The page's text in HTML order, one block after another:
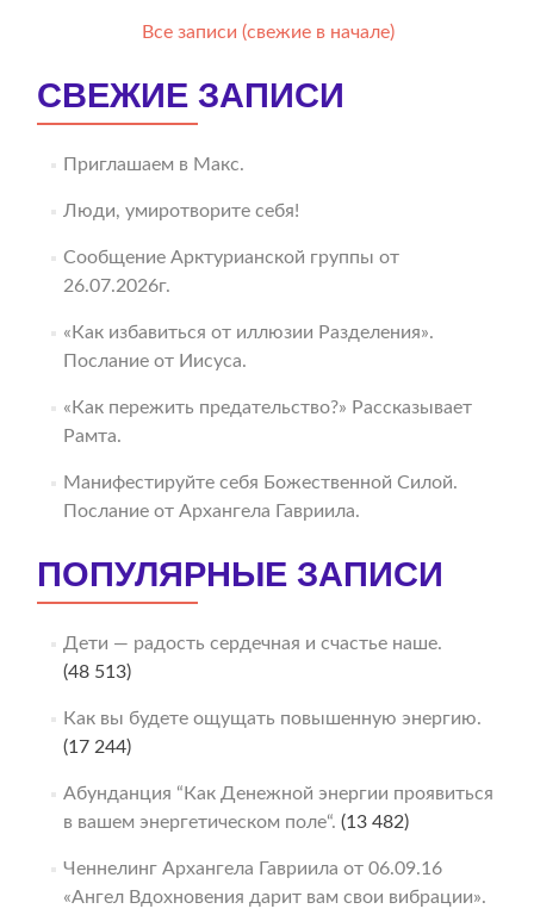
Все записи (свежие в начале)
СВЕЖИЕ ЗАПИСИ
Приглашаем в Макс.
Люди, умиротворите себя!
Сообщение Арктурианской группы от
26.07.2026г.
«Как избавиться от иллюзии Разделения».
Послание от Иисуса.
«Как пережить предательство?» Рассказывает
Рамта.
Манифестируйте себя Божественной Силой.
Послание от Архангела Гавриила.
ПОПУЛЯРНЫЕ ЗАПИСИ
Дети — радость сердечная и счастье наше.
(48 513)
Как вы будете ощущать повышенную энергию.
(17 244)
Абунданция “Как Денежной энергии проявиться
в вашем энергетическом поле“. (13 482)
Ченнелинг Архангела Гавриила от 06.09.16
«Ангел Вдохновения дарит вам свои вибрации».